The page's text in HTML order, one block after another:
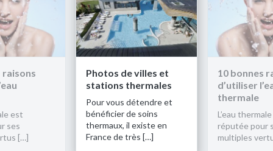
raisons
est
ses
[…]
Photos de villes et
stations thermales
Pour vous détendre et
bénéficier de soins
thermaux, il existe en
France de très […]
10 bonnes
d’utiliser
thermale
L’eau
réputée pour
multiples